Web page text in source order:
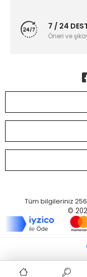
7 / 24
Öneri ve
Tüm bilgileriniz
©